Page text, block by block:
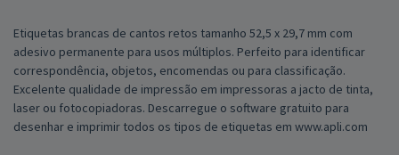
Etiquetas brancas de cantos retos tamanho 52,5 x 29,7 mm com
adesivo permanente para usos múltiplos. Perfeito para identificar
correspondência, objetos, encomendas ou para classificação.
Excelente qualidade de impressão em impressoras a jacto de tinta,
laser ou fotocopiadoras. Descarregue o software gratuito para
desenhar e imprimir todos os tipos de etiquetas em www.apli.com